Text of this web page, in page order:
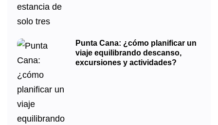
Punta Cana: ¿cómo planificar un
viaje equilibrando descanso,
excursiones y actividades?